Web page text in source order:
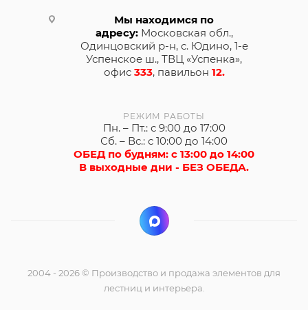
Мы находимся по
адресу:Московская обл.,
Одинцовский р-н, с. Юдино, 1-е
Успенское ш., ТВЦ «Успенка»,
офис 333, павильон 12.
РЕЖИМ РАБОТЫ
Пн. – Пт.: с 9:00 до 17:00
Сб. – Вс.: с 10:00 до 14:00
ОБЕД по будням: с 13:00 до 14:00
В выходные дни - БЕЗ ОБЕДА.
2004 - 2026 © Производство и продажа элементов для
лестниц и интерьера.